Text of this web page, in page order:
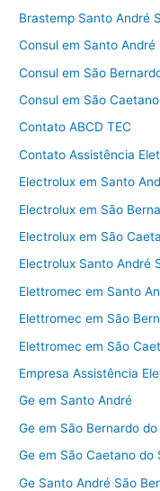
Brastemp Santo André
Consul em Santo André
Consul em São
Consul em São
Contato ABCD TEC
Contato Assistência
Electrolux em Santo
Electrolux em São
Electrolux em São
Electrolux Santo André
Elettromec em Santo
Elettromec em São
Elettromec em São
Empresa Assistência
Ge em Santo André
Ge em São Bernardo
Ge em São Caetano do
Ge Santo André São